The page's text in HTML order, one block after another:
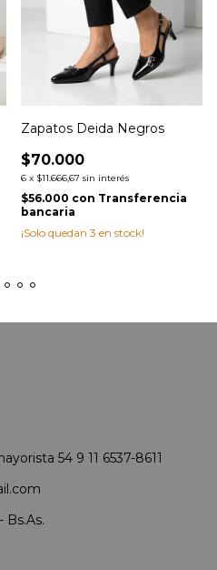
Zapatos Deida Negros
$70.000
6 x $11.666,67 sin interés
$56.000 con Transferencia
bancaria
¡Solo quedan 3 en stock!
54 9 11 6537-8611
Bs.As.